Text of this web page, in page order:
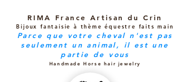
RIMA France Artisan du Crin
Bijoux fantaisie à thème équestre faits main
Parce que votre cheval n'est pas
seulement un animal, il est une
partie de vous
Handmade Horse hair jewelry